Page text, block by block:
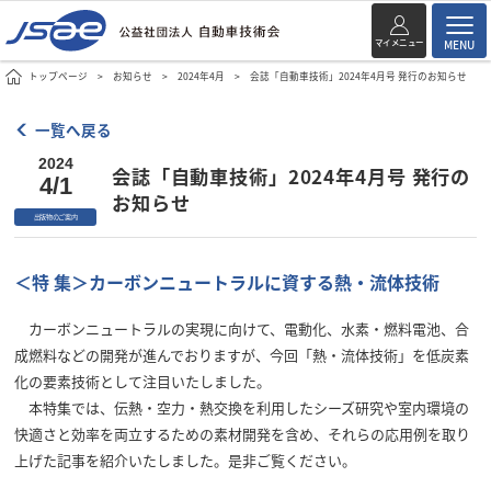
マイメニュー MENU
トップページ お知らせ 2024年4月 会誌「自動車技術」2024年4月号 発行のお知らせ
一覧へ戻る
会誌「自動車技術」2024年4月号 発行の
お知らせ
2024
4/1
出版物のご案内
＜特 集＞カーボンニュートラルに資する熱・流体技術
カーボンニュートラルの実現に向けて、電動化、水素・燃料電池、合
成燃料などの開発が進んでおりますが、今回「熱・流体技術」を低炭素
化の要素技術として注目いたしました。
本特集では、伝熱・空力・熱交換を利用したシーズ研究や室内環境の
快適さと効率を両立するための素材開発を含め、それらの応用例を取り
上げた記事を紹介いたしました。是非ご覧ください。